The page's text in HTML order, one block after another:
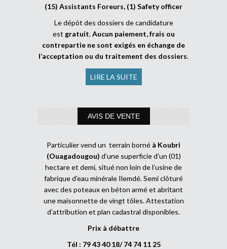
(15) Assistants Foreurs, (1) Safety officer
Le dépôt des dossiers de candidature
est gratuit.Aucun paiement, frais ou
contrepartie ne sont exigés en échange de
l’acceptation ou du traitement des dossiers.
LIRE LA SUITE
AVIS DE VENTE
Particulier vend un terrain borné à Koubri
(Ouagadougou) d’une superficie d’un (01)
hectare et demi, situé non loin de l’usine de
fabrique d’eau minérale Ilemdé. Semi clôturé
avec des poteaux en béton armé et abritant
une maisonnette de vingt tôles. Attestation
d’attribution et plan cadastral disponibles.
Prix à débattre
Tél : 79 43 40 18/ 74 74 11 25